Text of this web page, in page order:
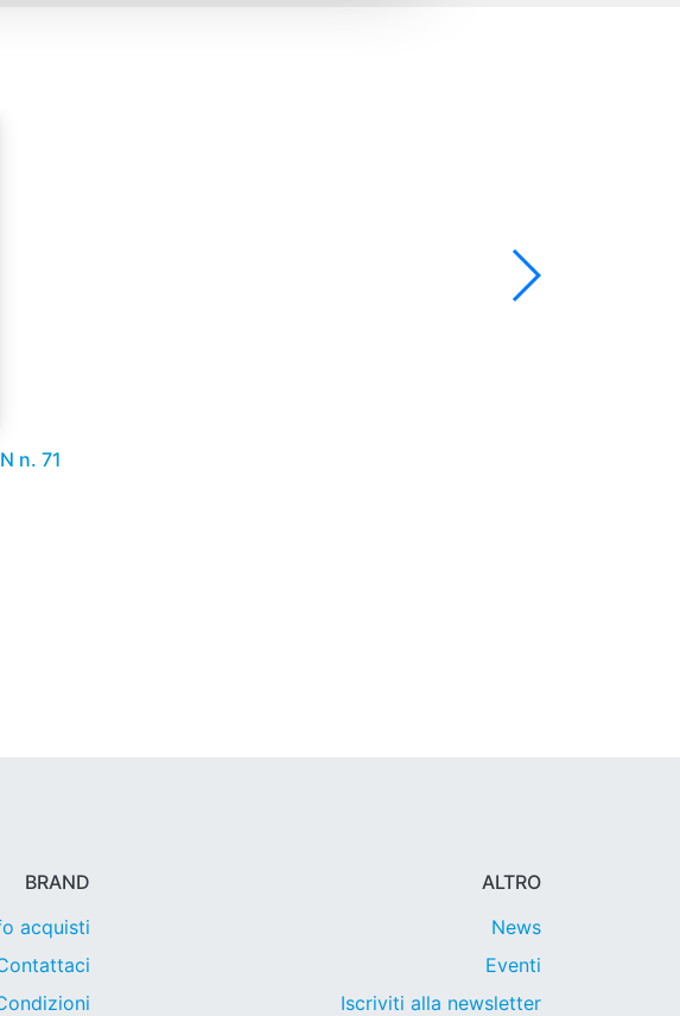
n. 71
BRAND
acquisti
ALTRO
News
Eventi
Iscriviti alla newsletter